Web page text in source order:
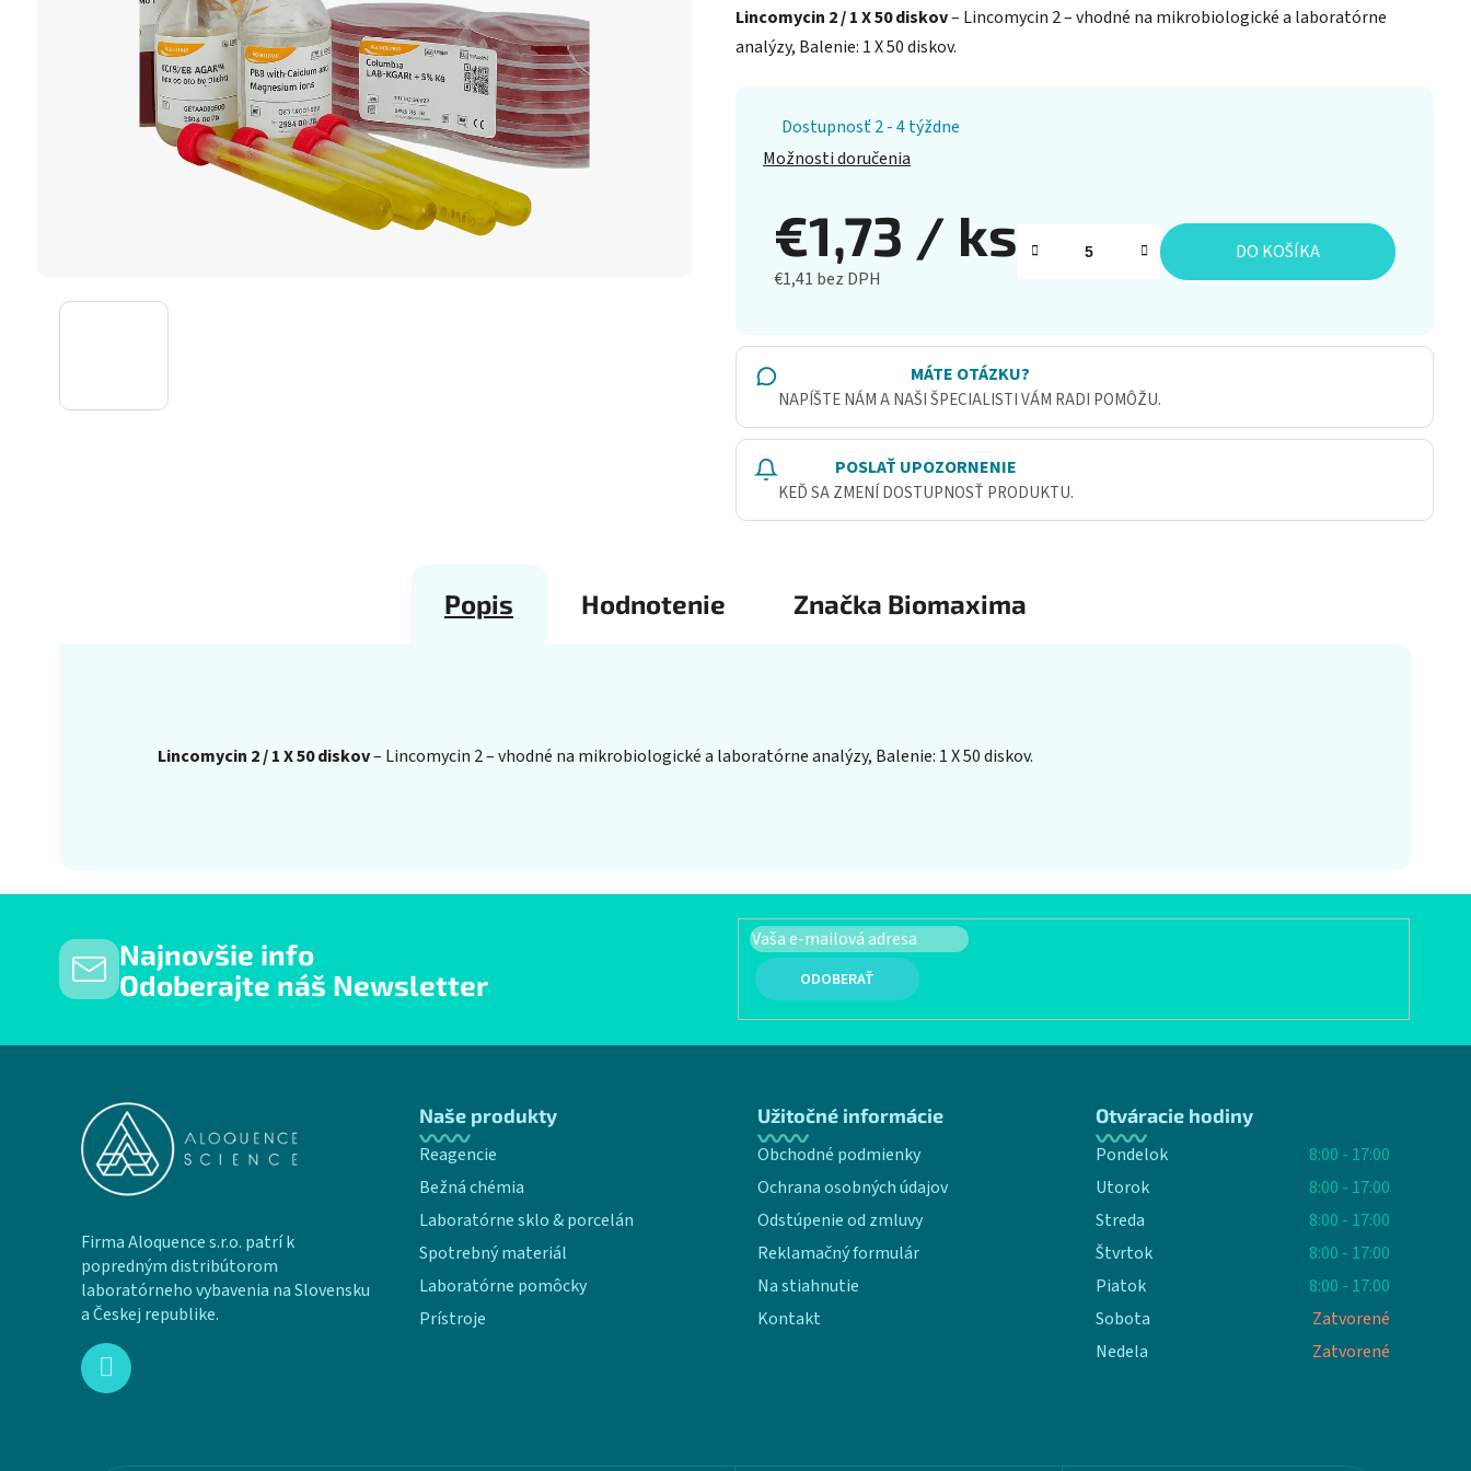
Lincomycin 2 / 1 X 50 diskov– Lincomycin 2 – vhodné na mikrobiologické a laboratórne
analýzy, Balenie: 1 X 50 diskov.
Dostupnosť 2 - 4 týždne
Možnosti doručenia
€1,73 / ks
€1,41 bez DPH
DO KOŠÍKA
MÁTE OTÁZKU?
NAPÍŠTE NÁM A NAŠI ŠPECIALISTI VÁM RADI POMÔŽU.
POSLAŤ UPOZORNENIE
KEĎ SA ZMENÍ DOSTUPNOSŤ PRODUKTU.
Popis Hodnotenie Značka Biomaxima
Lincomycin 2 / 1 X 50 diskov– Lincomycin 2 – vhodné na mikrobiologické a laboratórne analýzy, Balenie: 1 X 50 diskov.
Najnovšie info
Odoberajte náš Newsletter
PRIHLÁSIŤ SA
Firma Aloquence s.r.o. patrí k
popredným distribútorom
laboratórneho vybavenia na Slovensku
a Českej republike.
Naše produkty
Reagencie
Bežná chémia
Laboratórne sklo & porcelán
Spotrebný materiál
Laboratórne pomôcky
Prístroje
Užitočné informácie
Obchodné podmienky
Ochrana osobných údajov
Odstúpenie od zmluvy
Reklamačný formulár
Na stiahnutie
Kontakt
Otváracie hodiny
Pondelok
8:00 - 17:00
Utorok
8:00 - 17:00
Streda
8:00 - 17:00
Štvrtok
8:00 - 17:00
Piatok
8:00 - 17:00
Sobota
Zatvorené
Nedela
Zatvorené